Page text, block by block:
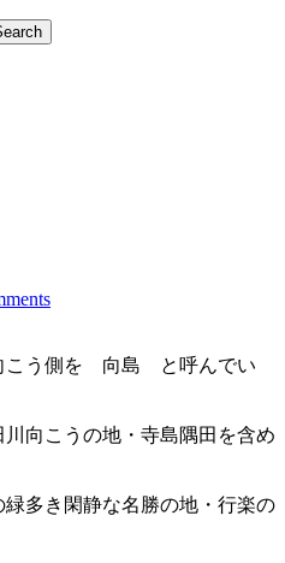
こう側を 向島 と呼んでい
向こうの地・寺島隅田を含め
多き閑静な名勝の地・行楽の